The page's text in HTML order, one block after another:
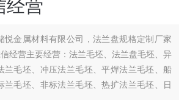
经营
悦金属材料有限公司，法兰盘规格定制厂家
经营主要经营：法兰毛坯、法兰盘毛坯、异
兰毛坯、冲压法兰毛坯、平焊法兰毛坯、船
兰毛坯、非标法兰毛坯、热扩法兰毛坯、日